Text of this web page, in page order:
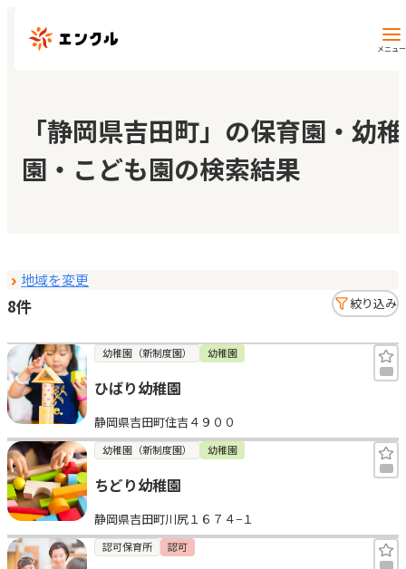
メニュー
保育園・幼稚園を探す
地図から探す
マイページ
お気に入り
見学日記
メッセージ
おすすめの園
「静岡県吉田町」の保育園・幼稚
園・こども園の検索結果
地域を変更
8件 絞り込み
幼稚園（新制度園） 幼稚園
ひばり幼稚園
静岡県吉田町住吉４９００
幼稚園（新制度園） 幼稚園
ちどり幼稚園
静岡県吉田町川尻１６７４−１
認可保育所 認可